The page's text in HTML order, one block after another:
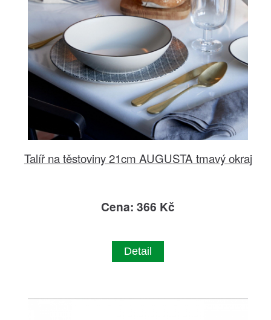
Talíř na těstoviny 21cm AUGUSTA tmavý okraj
Cena: 366 Kč
Detail